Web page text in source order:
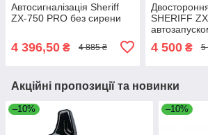
Автосигналізація Sheriff
ZX-750 PRO без сирени
4 396,50 ₴ 4 885 ₴
SHERIFF
4 500₴ 5
Акційні пропозиції та новинки
–10% –10%